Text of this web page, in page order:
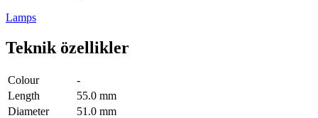
Lamps
Teknik özellikler
Colour
-
Length
55.0 mm
Diameter
51.0 mm